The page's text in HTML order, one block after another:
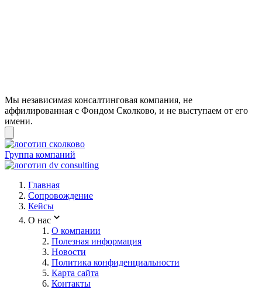
Мы независимая консалтинговая компания, не
аффилированная с Фондом Сколково, и не выступаем от его
имени.
Группа компаний
Главная
Сопровождение
Кейсы
О нас
О компании
Полезная информация
Новости
Политика конфиденциальности
Карта сайта
Контакты